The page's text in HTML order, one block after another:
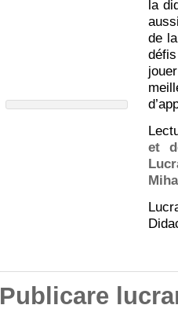
la
de
et
Publicare